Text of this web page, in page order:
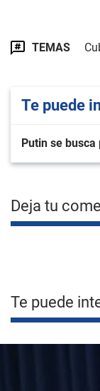
TEMAS
Te puede
Putin se
Deja tu
Te puede